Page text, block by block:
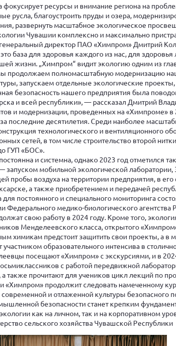
фокусирует ресурсы и внимание региона на
русла, благоустроить пруды и озера,
развернуть масштабное экологическое
Чувашии комплексно и максимально
генеральный директор ПАО «Химпром» Дмитрий
база для здоровья каждого из нас, для
жизни. „Химпром“ видит экологию одним из
продолжаем полномасштабную модернизацию
запускаем отдельные экологические
безопасность нашего предприятия была
и всей республики», — рассказал Дмитрий
и модернизации, проведенных на «Химпроме»
последние десятилетия. Среди наиболее
технологического и вентиляционного
сетей, в том числе строительство второй
ГУП «БОС».
и системна, однако 2023 год отметился
мобильной экологической лаборатории,
пробы воздуха на территории предприятия, в его
а также приобретением и передачей
для постоянного и специального мониторинга
Федерального медико-биологического агентства
свою работу в 2024 году. Кроме того,
Менделеевского класса, открытого
химикам предстоит защитить свои проекты, а в
участником образовательного интенсива в
посещают «Химпром» с экскурсиями, и в
с работой передвижной
а также прочитают для учеников цикл лекций по
«Химпром» продолжит следовать намеченному
современной и отлаженной культуры безопасного
безопасности станет крепким
как на личном, так и на корпоративном
сельского хозяйства Чувашской Республики